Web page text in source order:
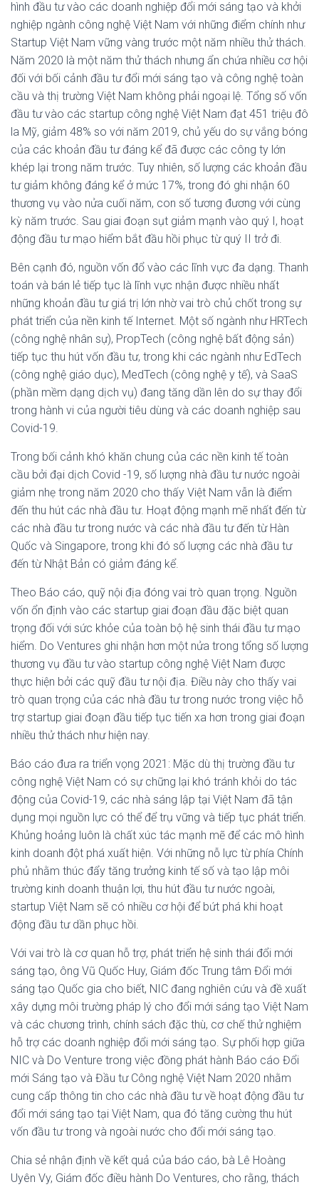
hình đầu tư vào các doanh nghiệp đổi mới sáng tạo và khởi
nghiệp ngành công nghệ Việt Nam với những điểm chính như
Startup Việt Nam vững vàng trước một năm nhiều thử thách.
Năm 2020 là một năm thử thách nhưng ẩn chứa nhiều cơ hội
đối với bối cảnh đầu tư đổi mới sáng tạo và công nghệ toàn
cầu và thị trường Việt Nam không phải ngoại lệ. Tổng số vốn
đầu tư vào các startup công nghệ Việt Nam đạt 451 triệu đô
la Mỹ, giảm 48% so với năm 2019, chủ yếu do sự vắng bóng
của các khoản đầu tư đáng kể đã được các công ty lớn
khép lại trong năm trước. Tuy nhiên, số lượng các khoản đầu
tư giảm không đáng kể ở mức 17%, trong đó ghi nhận 60
thương vụ vào nửa cuối năm, con số tương đương với cùng
kỳ năm trước. Sau giai đoạn sụt giảm mạnh vào quý I, hoạt
động đầu tư mạo hiểm bắt đầu hồi phục từ quý II trở đi.
Bên cạnh đó, nguồn vốn đổ vào các lĩnh vực đa dạng. Thanh
toán và bán lẻ tiếp tục là lĩnh vực nhận được nhiều nhất
những khoản đầu tư giá trị lớn nhờ vai trò chủ chốt trong sự
phát triển của nền kinh tế Internet. Một số ngành như HRTech
(công nghệ nhân sự), PropTech (công nghệ bất động sản)
tiếp tục thu hút vốn đầu tư, trong khi các ngành như EdTech
(công nghệ giáo dục), MedTech (công nghệ y tế), và SaaS
(phần mềm dạng dịch vụ) đang tăng dần lên do sự thay đổi
trong hành vi của người tiêu dùng và các doanh nghiệp sau
Covid-19.
Trong bối cảnh khó khăn chung của các nền kinh tế toàn
cầu bởi đại dịch Covid -19, số lượng nhà đầu tư nước ngoài
giảm nhẹ trong năm 2020 cho thấy Việt Nam vẫn là điểm
đến thu hút các nhà đầu tư. Hoạt động mạnh mẽ nhất đến từ
các nhà đầu tư trong nước và các nhà đầu tư đến từ Hàn
Quốc và Singapore, trong khi đó số lượng các nhà đầu tư
đến từ Nhật Bản có giảm đáng kể.
Theo Báo cáo, quỹ nội địa đóng vai trò quan trọng. Nguồn
vốn ổn định vào các startup giai đoạn đầu đặc biệt quan
trọng đối với sức khỏe của toàn bộ hệ sinh thái đầu tư mạo
hiểm. Do Ventures ghi nhận hơn một nửa trong tổng số lượng
thương vụ đầu tư vào startup công nghệ Việt Nam được
thực hiện bởi các quỹ đầu tư nội địa. Điều này cho thấy vai
trò quan trọng của các nhà đầu tư trong nước trong việc hỗ
trợ startup giai đoạn đầu tiếp tục tiến xa hơn trong giai đoạn
nhiều thử thách như hiện nay.
Báo cáo đưa ra triển vọng 2021: Mặc dù thị trường đầu tư
công nghệ Việt Nam có sự chững lại khó tránh khỏi do tác
động của Covid-19, các nhà sáng lập tại Việt Nam đã tận
dụng mọi nguồn lực có thể để trụ vững và tiếp tục phát triển.
Khủng hoảng luôn là chất xúc tác mạnh mẽ để các mô hình
kinh doanh đột phá xuất hiện. Với những nỗ lực từ phía Chính
phủ nhằm thúc đẩy tăng trưởng kinh tế số và tạo lập môi
trường kinh doanh thuận lợi, thu hút đầu tư nước ngoài,
startup Việt Nam sẽ có nhiều cơ hội để bứt phá khi hoạt
động đầu tư dần phục hồi.
Với vai trò là cơ quan hỗ trợ, phát triển hệ sinh thái đổi mới
sáng tạo, ông Vũ Quốc Huy, Giám đốc Trung tâm Đổi mới
sáng tạo Quốc gia cho biết, NIC đang nghiên cứu và đề xuất
xây dựng môi trường pháp lý cho đổi mới sáng tạo Việt Nam
và các chương trình, chính sách đặc thù, cơ chế thử nghiệm
hỗ trợ các doanh nghiệp đổi mới sáng tạo. Sự phối hợp giữa
NIC và Do Venture trong việc đồng phát hành Báo cáo Đổi
mới Sáng tạo và Đầu tư Công nghệ Việt Nam 2020 nhằm
cung cấp thông tin cho các nhà đầu tư về hoạt động đầu tư
đổi mới sáng tạo tại Việt Nam, qua đó tăng cường thu hút
vốn đầu tư trong và ngoài nước cho đổi mới sáng tạo.
Chia sẻ nhận định về kết quả của báo cáo, bà Lê Hoàng
Uyên Vy, Giám đốc điều hành Do Ventures, cho rằng, thách